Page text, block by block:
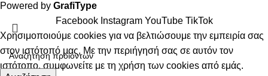
Powered by GrafiType
Facebook Instagram YouTube TikTok
Χρησιμοποιούμε cookies για να βελτιώσουμε την εμπειρία σας
στον ιστότοπό μας. Με την περιήγησή σας σε αυτόν τον
ιστότοπο, συμφωνείτε με τη χρήση των cookies από εμάς.